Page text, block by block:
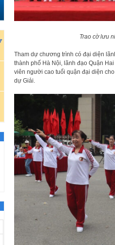
Trao cờ lưu
Tham dự chương trình có đại diện
thành phố Hà Nội, lãnh đạo Quận
viên người cao tuổi quận đại diện
dự Giải.